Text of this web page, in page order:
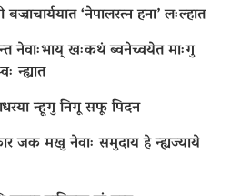
‘नेपालरत्न हना’ लःल्हात
नेवाःभाय् खःकथं ब्वनेच्वयेत माःगु
न्ह्यात
न्हूगु निगू सफू पिदन
जक मखु नेवाः समुदाय हे न्ह्यज्याये